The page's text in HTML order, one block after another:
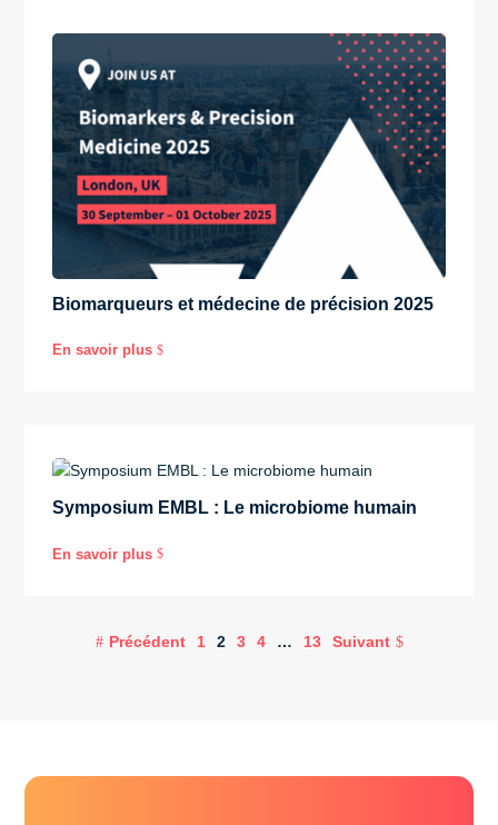
Biomarqueurs et médecine de précision 2025
En savoir plus $
Symposium EMBL : Le microbiome humain
En savoir plus $
Précédent 1 2 3 4 … 13 Suivant